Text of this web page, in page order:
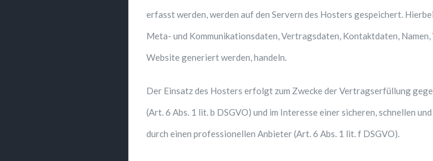
erfasst werden, werden auf den Servern des Hosters gespeichert.
Meta- und Kommunikationsdaten, Vertragsdaten, Kontaktdaten,
Website generiert werden, handeln.
Der Einsatz des Hosters erfolgt zum Zwecke der Vertragserfüllung
(Art. 6 Abs. 1 lit. b DSGVO) und im Interesse einer sicheren, schnellen
durch einen professionellen Anbieter (Art. 6 Abs. 1 lit. f DSGVO).